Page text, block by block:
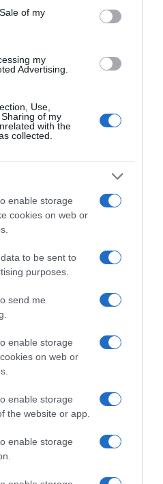
of my
my
Advertising.
Use,
of my
with the
collected.
enable storage
cookies on web or
to be sent to
purposes.
send me
enable storage
on web or
enable storage
the website or app.
enable storage
παρακολουθεί τις
ΗΘΕΛΑ ΝΑ ΑΦΗΣΩ ΣΤΟΝ